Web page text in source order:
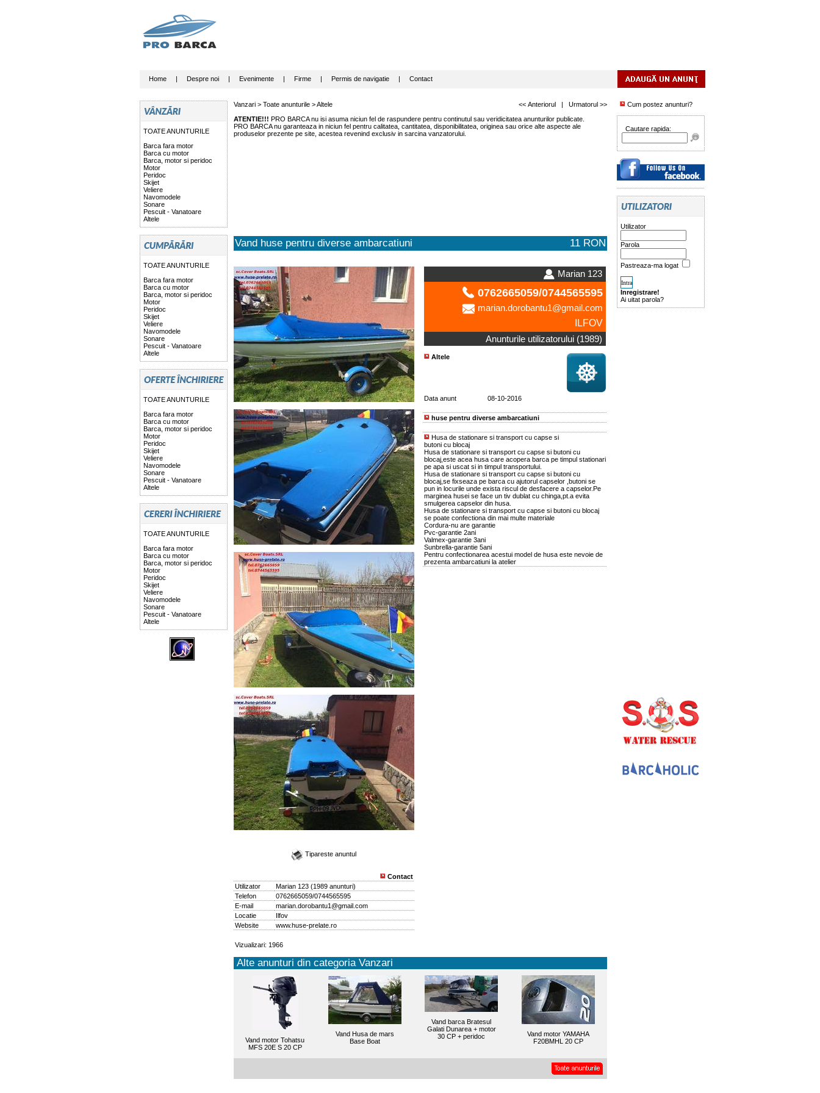
Home| Despre noi| Evenimente| Firme| Permis de navigatie| Contact
TOATE ANUNTURILE
Barca fara motor
Barca cu motor
Barca, motor si peridoc
Motor
Peridoc
Skijet
Veliere
Navomodele
Sonare
Pescuit - Vanatoare
Altele
TOATE ANUNTURILE
Barca fara motor
Barca cu motor
Barca, motor si peridoc
Motor
Peridoc
Skijet
Veliere
Navomodele
Sonare
Pescuit - Vanatoare
Altele
TOATE ANUNTURILE
Barca fara motor
Barca cu motor
Barca, motor si peridoc
Motor
Peridoc
Skijet
Veliere
Navomodele
Sonare
Pescuit - Vanatoare
Altele
TOATE ANUNTURILE
Barca fara motor
Barca cu motor
Barca, motor si peridoc
Motor
Peridoc
Skijet
Veliere
Navomodele
Sonare
Pescuit - Vanatoare
Altele
Vanzari > Toate anunturile>Altele << Anteriorul| Urmatorul >>
ATENTIE!!! PRO BARCA nu isi asuma niciun fel de raspundere pentru continutul sau veridicitatea anunturilor publicate.
PRO BARCA nu garanteaza in niciun fel pentru calitatea, cantitatea, disponibilitatea, originea sau orice alte aspecte ale
produselor prezente pe site, acestea revenind exclusiv in sarcina vanzatorului.
Vand huse pentru diverse ambarcatiuni 11 RON
Tipareste anuntul
Contact
Utilizator
Marian 123(1989 anunturi)
Telefon
0762665059/0744565595
E-mail
marian.dorobantu1@gmail.com
Locatie
Ilfov
Website
www.huse-prelate.ro
Vizualizari: 1966
Marian 123
0762665059/0744565595
marian.dorobantu1@gmail.com
ILFOV
Anunturile utilizatorului (1989)
Altele
Data anunt 08-10-2016
huse pentru diverse ambarcatiuni
Husa de stationare si transport cu capse si
butoni cu blocaj
Husa de stationare si transport cu capse si butoni cu
blocaj,este acea husa care acopera barca pe timpul stationari
pe apa si uscat si in timpul transportului.
Husa de stationare si transport cu capse si butoni cu
blocaj,se fixseaza pe barca cu ajutorul capselor ,butoni se
pun in locurile unde exista riscul de desfacere a capselor.Pe
marginea husei se face un tiv dublat cu chinga,pt.a evita
smulgerea capselor din husa.
Husa de stationare si transport cu capse si butoni cu blocaj
se poate confectiona din mai multe materiale
Cordura-nu are garantie
Pvc-garantie 2ani
Valmex-garantie 3ani
Sunbrella-garantie 5ani
Pentru confectionarea acestui model de husa este nevoie de
prezenta ambarcatiuni la atelier
Alte anunturi din categoria Vanzari
Vand motor Tohatsu
MFS 20E S 20 CP
Vand Husa de mars
Base Boat
Vand barca Bratesul
Galati Dunarea + motor
30 CP + peridoc
Vand motor YAMAHA
F20BMHL 20 CP
Cum postez anunturi?
Cautare rapida:
Utilizator
Parola
Pastreaza-ma logat
Inregistrare!
Ai uitat parola?